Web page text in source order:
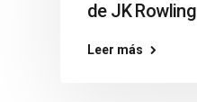
de JK Rowling
Leer más